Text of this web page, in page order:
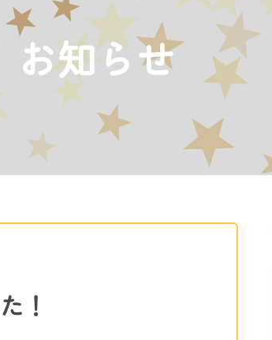
お知らせ
！